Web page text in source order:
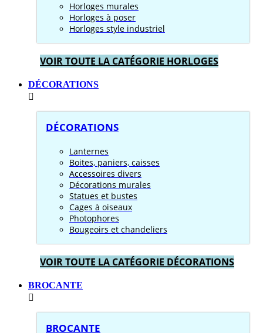
Horloges murales
Horloges à poser
Horloges style industriel
VOIR TOUTE LA CATÉGORIE HORLOGES
DÉCORATIONS
DÉCORATIONS
Lanternes
Boites, paniers, caisses
Accessoires divers
Décorations murales
Statues et bustes
Cages à oiseaux
Photophores
Bougeoirs et chandeliers
VOIR TOUTE LA CATÉGORIE DÉCORATIONS
BROCANTE
BROCANTE